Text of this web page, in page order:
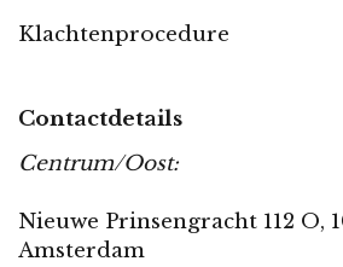
Klachtenprocedure
Contactdetails
Centrum/Oost:
Nieuwe Prinsengracht 112 O,
Amsterdam